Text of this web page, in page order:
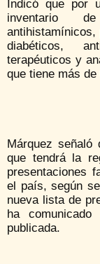
Indicó que por
inventario de
antihistamínicos,
diabéticos,
terapéuticos y
que tiene más
Márquez señaló
que tendrá la
presentaciones
el país, según
nueva lista de
ha
publicada.